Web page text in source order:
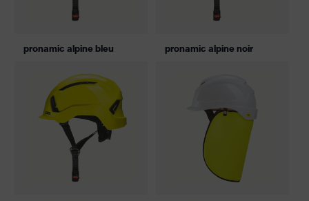
pronamic alpine bleu pronamic alpine noir